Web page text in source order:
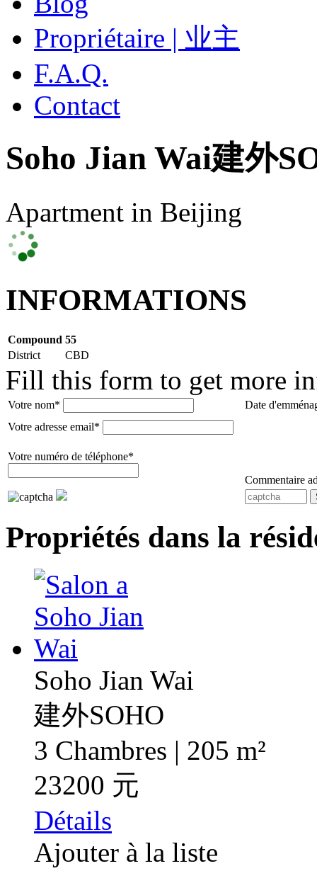
Propriétaire | 业主
F.A.Q.
Contact
Soho Jian Wai建外
Apartment in Beijing
INFORMATIONS
Compound 55
District
CBD
Fill this form to get more
Votre nom*
Date
Votre adresse email*
Commentaire
Votre numéro de téléphone*
Propriétés dans la
Soho Jian Wai
建外SOHO
3 Chambres | 205 m²
23200 元
Détails
Ajouter à la liste